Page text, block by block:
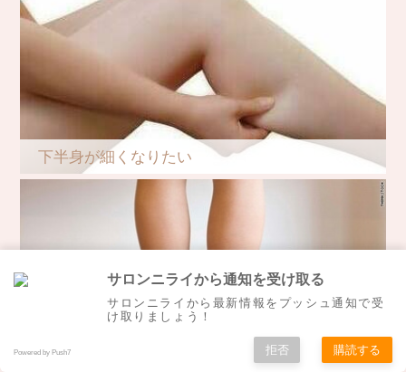
下半身が細くなりたい
サロンニライから通知を受け取る
サロンニライから最新情報をプッシュ通知で受
け取りましょう！
Powered by Push7 拒否 購読する